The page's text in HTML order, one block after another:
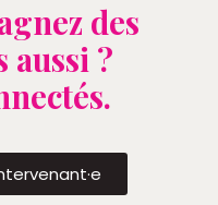
des
aussi ?